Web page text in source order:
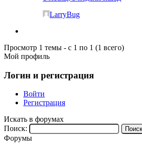
LarryBug
Просмотр 1 темы - с 1 по 1 (1 всего)
Мой профиль
Логин и регистрация
Войти
Регистрация
Искать в форумах
Поиск:
Форумы